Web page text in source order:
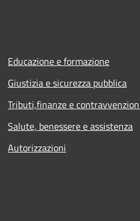
Educazione e formazione
Giustizia e sicurezza pubblica
Tributi,finanze e
Salute, benessere e assistenza
Autorizzazioni